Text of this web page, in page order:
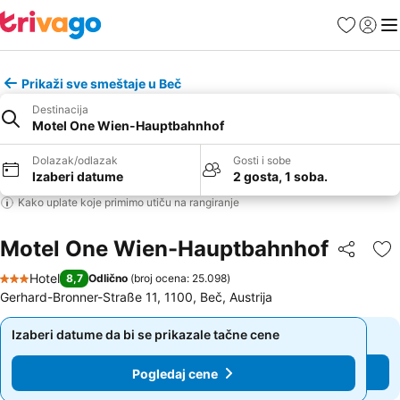
FavoritiPrijavi
Prikaži sve smeštaje u Beč
Destinacija
Motel One Wien-Hauptbahnhof
Dolazak/odlazak
Izaberi datume
Gosti i sobe
2 gosta, 1 soba.
Kako uplate koje primimo utiču na rangiranje
Motel One Wien-Hauptbahnhof Deli
3 Zvezdice
Hotel 8,7 Odlično (broj ocena: 25.098)
Gerhard-Bronner-Straße 11, 1100, Beč, Austrija
Izaberi datume da bi se prikazale tačne cene
Pogledaj cene
Izaberi datume da bi se prikazale tačne cene
Pogledaj cene